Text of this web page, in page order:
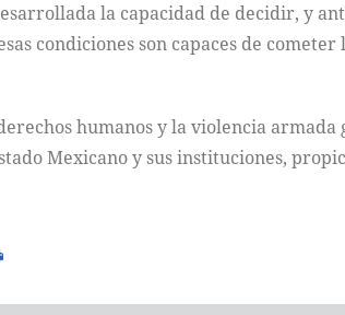
la capacidad de decidir, y
condiciones son capaces de
humanos y la violencia
Mexicano y sus instituciones,